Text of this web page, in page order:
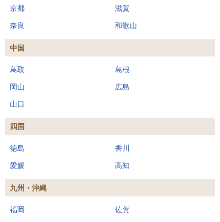
京都 滋賀
奈良 和歌山
中国
鳥取 島根
岡山 広島
山口
四国
徳島 香川
愛媛 高知
九州・沖縄
福岡 佐賀